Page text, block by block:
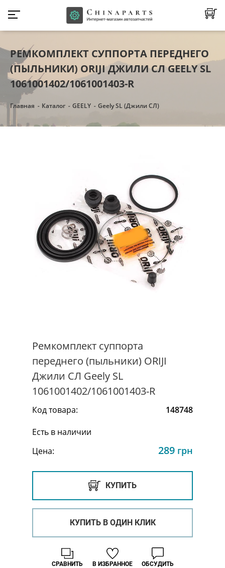
РЕМКОМПЛЕКТ СУППОРТА ПЕРЕДНЕГО
(ПЫЛЬНИКИ) ORIJI ДЖИЛИ СЛ GEELY SL
1061001402/1061001403-R
Главная Каталог GEELY Geely SL (Джили СЛ)
Ремкомплект суппорта
переднего (пыльники) ORIJI
Джили СЛ Geely SL
1061001402/1061001403-R
Код товара:
148748
Есть в наличии
Цена:
289 грн
КУПИТЬ
КУПИТЬ В ОДИН КЛИК
В ИЗБРАННОЕ
СРАВНИТЬ ОБСУДИТЬ